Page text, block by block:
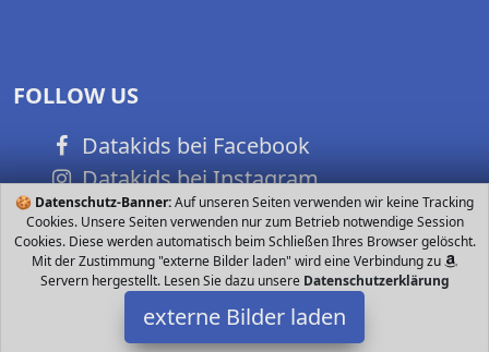
🍪 Datenschutz-Banner:Auf unseren Seiten verwenden wir keine Tracking
Cookies. Unsere Seiten verwenden nur zum Betrieb notwendige Session
Cookies. Diese werden automatisch beim Schließen Ihres Browser gelöscht.
Mit der Zustimmung "externe Bilder laden" wird eine Verbindung zu
Servern hergestellt. Lesen Sie dazu unsere Datenschutzerklärung
externe Bilder laden
FOLLOW US
Datakids bei Facebook
Datakids bei Instagram
Datakids bei Github